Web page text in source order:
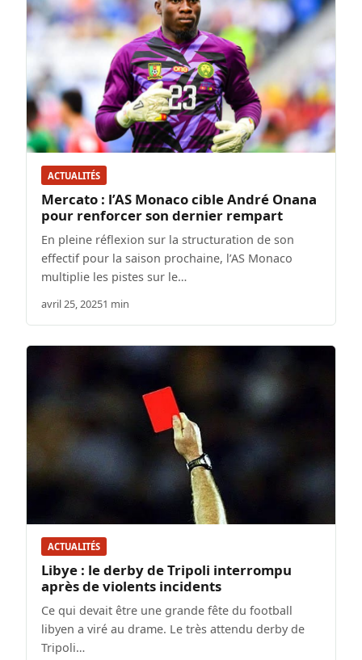
ACTUALITÉS
Mercato : l’AS Monaco cible André Onana
pour renforcer son dernier rempart
En pleine réflexion sur la structuration de son
effectif pour la saison prochaine, l’AS Monaco
multiplie les pistes sur le…
avril 25, 20251 min
ACTUALITÉS
Libye : le derby de Tripoli interrompu
après de violents incidents
Ce qui devait être une grande fête du football
libyen a viré au drame. Le très attendu derby de
Tripoli…